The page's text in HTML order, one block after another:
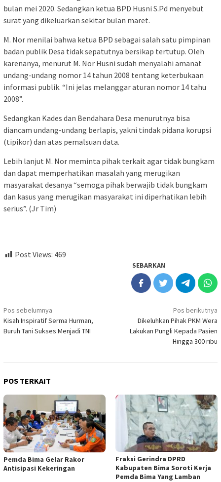
bulan mei 2020. Sedangkan ketua BPD Husni S.Pd menyebut
surat yang dikeluarkan sekitar bulan maret.
M. Nor menilai bahwa ketua BPD sebagai salah satu pimpinan
badan publik Desa tidak sepatutnya bersikap tertutup. Oleh
karenanya, menurut M. Nor Husni sudah menyalahi amanat
undang-undang nomor 14 tahun 2008 tentang keterbukaan
informasi publik. “Ini jelas melanggar aturan nomor 14 tahu
2008”.
Sedangkan Kades dan Bendahara Desa menurutnya bisa
diancam undang-undang berlapis, yakni tindak pidana korupsi
(tipikor) dan atas pemalsuan data.
Lebih lanjut M. Nor meminta pihak terkait agar tidak bungkam
dan dapat memperhatikan masalah yang merugikan
masyarakat desanya “semoga pihak berwajib tidak bungkam
dan kasus yang merugikan masyarakat ini diperhatikan lebih
serius”. (Jr Tim)
Post Views: 469
SEBARKAN
Navigasi
pos
Pos sebelumnya
Kisah Inspiratif Serma Hurman,
Buruh Tani Sukses Menjadi TNI
Pos berikutnya
Dikeluhkan Pihak PKM Wera
Lakukan Pungli Kepada Pasien
Hingga 300 ribu
POS TERKAIT
Pemda Bima Gelar Rakor
Antisipasi Kekeringan
Fraksi Gerindra DPRD
Kabupaten Bima Soroti Kerja
Pemda Bima Yang Lamban